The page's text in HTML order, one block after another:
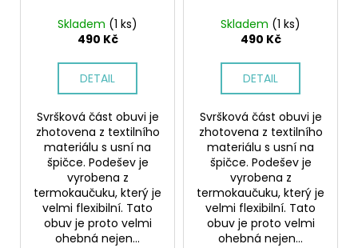
Skladem (1 ks)
490 Kč
DETAIL
Svršková část obuvi je
zhotovena z textilního
materiálu s usní na
špičce. Podešev je
vyrobena z
termokaučuku, který je
velmi flexibilní. Tato
obuv je proto velmi
ohebná nejen...
Skladem (1 ks)
490 Kč
DETAIL
Svršková část obuvi je
zhotovena z textilního
materiálu s usní na
špičce. Podešev je
vyrobena z
termokaučuku, který je
velmi flexibilní. Tato
obuv je proto velmi
ohebná nejen...